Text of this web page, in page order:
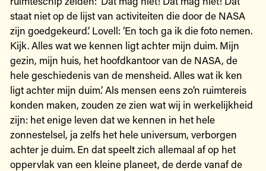
staat niet op de lijst van activiteiten die door de NASA
zijn goedgekeurd.’ Lovell: ‘En toch ga ik die foto nemen.
Kijk. Alles wat we kennen ligt achter mijn duim. Mijn
gezin, mijn huis, het hoofdkantoor van de NASA, de
hele geschiedenis van de mensheid. Alles wat ik ken
ligt achter mijn duim.’ Als mensen eens zo’n ruimtereis
konden maken, zouden ze zien wat wij in werkelijkheid
zijn: het enige leven dat we kennen in het hele
zonnestelsel, ja zelfs het hele universum, verborgen
achter je duim. En dat speelt zich allemaal af op het
oppervlak van een kleine planeet, de derde vanaf de